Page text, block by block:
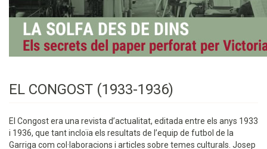
EL CONGOST (1933-1936)
El Congost era una revista d’actualitat, editada entre els anys 1933
i 1936, que tant incloïa els resultats de l’equip de futbol de la
Garriga com col·laboracions i articles sobre temes culturals. Josep